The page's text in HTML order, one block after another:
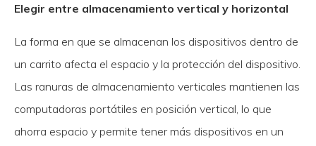
Elegir entre almacenamiento vertical y horizontal
La forma en que se almacenan los dispositivos dentro de
un carrito afecta el espacio y la protección del dispositivo.
Las ranuras de almacenamiento verticales mantienen las
computadoras portátiles en posición vertical, lo que
ahorra espacio y permite tener más dispositivos en un